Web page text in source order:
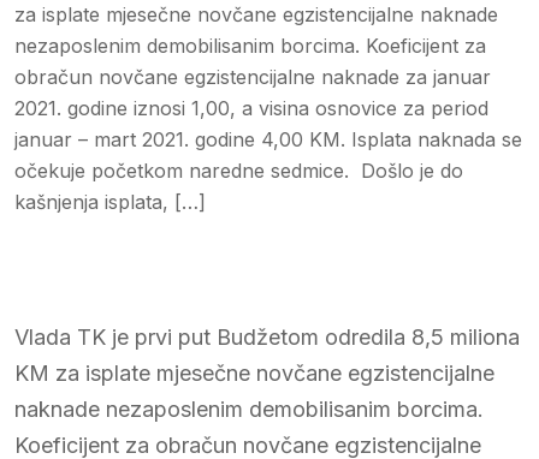
za isplate mjesečne novčane egzistencijalne naknade
nezaposlenim demobilisanim borcima. Koeficijent za
obračun novčane egzistencijalne naknade za januar
2021. godine iznosi 1,00, a visina osnovice za period
januar – mart 2021. godine 4,00 KM. Isplata naknada se
očekuje početkom naredne sedmice. Došlo je do
kašnjenja isplata, […]
Vlada TK je prvi put Budžetom odredila 8,5 miliona
KM za isplate mjesečne novčane egzistencijalne
naknade nezaposlenim demobilisanim borcima.
Koeficijent za obračun novčane egzistencijalne